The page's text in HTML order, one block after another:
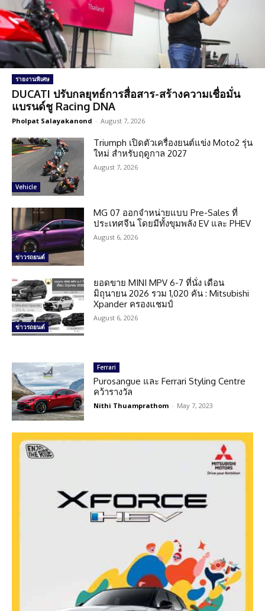
รายงานพิเศษ
DUCATI ปรับกลยุทธ์การสื่อสาร-สร้างความเชื่อมั่น
แบรนด์ชู Racing DNA
Pholpat Salayakanond - August 7, 2026
Vehicle
Triumph เปิดตัวเครื่องยนต์แข่ง Moto2 รุ่น
ใหม่ สำหรับฤดูกาล 2027
August 7, 2026
ข่าวรถยนต์
MG 07 ออกจำหน่ายแบบ Pre-Sales ที่
ประเทศจีน โดยมีทั้งขุมพลัง EV และ PHEV
August 6, 2026
ข่าวรถยนต์
ยอดขาย MINI MPV 6-7 ที่นั่ง เดือน
มิถุนายน 2026 รวม 1,020 คัน : Mitsubishi
Xpander ครองแชมป์
August 6, 2026
Ferrari
Purosangue และ Ferrari Styling Centre
คว้ารางวัล
Nithi Thuamprathom - May 7, 2023